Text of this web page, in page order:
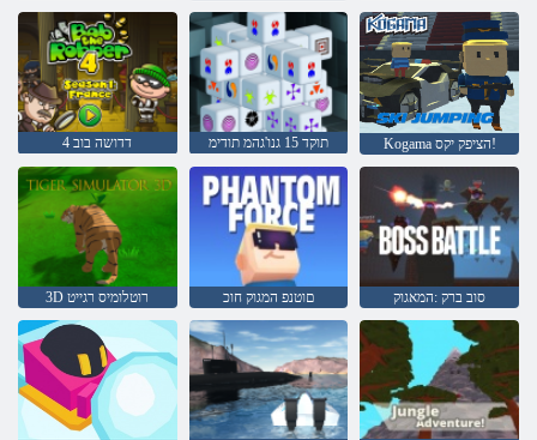
4 דדושה בוב תוקד 15 גנו'גהמ תודימ Kogama הציפק יקס!
3D רוטלומיס רגייט םוטנפ המגוק חוכ סוב ברק :המאגוק